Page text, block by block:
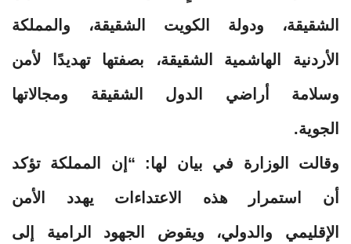
الشقيقة، ودولة الكويت الشقيقة، والمملكة
الأردنية الهاشمية الشقيقة، بصفتها تهديدًا لأمن
وسلامة أراضي الدول الشقيقة ومجالاتها
الجوية.
وقالت الوزارة في بيان لها: “إن المملكة تؤكد
أن استمرار هذه الاعتداءات يهدد الأمن
الإقليمي والدولي، ويقوض الجهود الرامية إلى